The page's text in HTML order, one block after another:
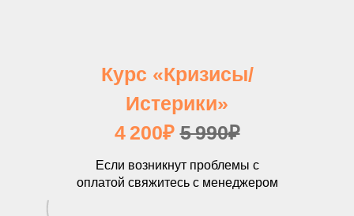
Курс «Кризисы/
Истерики»
4 200₽5 990₽
Если возникнут проблемы с
оплатой свяжитесь с менеджером